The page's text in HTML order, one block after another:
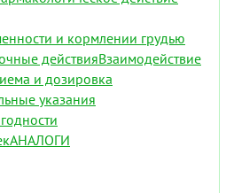
и кормлении грудью
действияВзаимодействие
и дозировка
указания
АНАЛОГИ